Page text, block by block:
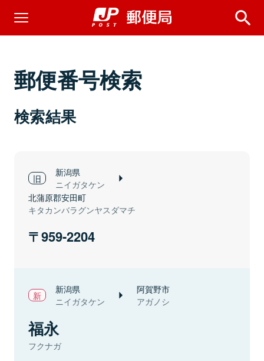
郵便番号検索
検索結果
新潟県
ニイガタケン
北蒲原郡安田町
キタカンバラグンヤスダマチ
959-2204
新潟県
ニイガタケン
阿賀野市
アガノシ
福永
フクナガ